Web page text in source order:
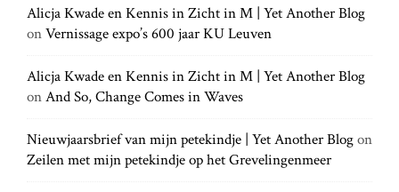
h
f
r
:
h
Alicja Kwade en Kennis in Zicht in M | Yet Another Blog
onVernissage expo’s 600 jaar KU Leuven
Alicja Kwade en Kennis in Zicht in M | Yet Another Blog
onAnd So, Change Comes in Waves
Nieuwjaarsbrief van mijn petekindje | Yet Another Blogon
Zeilen met mijn petekindje op het Grevelingenmeer